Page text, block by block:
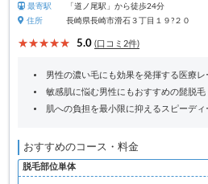
最寄駅
「道ノ尾駅」から徒歩24分
住所
長崎県長崎市滑石３丁目１９?２０
5.0 (口コミ2件)
男性の濃い毛にも効果を発揮する医療レ
敏感肌に悩む男性にもおすすめの髭脱毛
肌への負担を最小限に抑えるスピーディ
おすすめのコース・料金
脱毛部位単体